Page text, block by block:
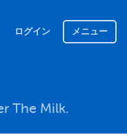
ログイン メニュー
The Milk.